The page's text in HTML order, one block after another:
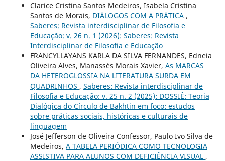
Clarice Cristina Santos Medeiros, Isabela Cristina
Santos de Morais, DIÁLOGOS COM A PRÁTICA ,
Saberes: Revista interdisciplinar de Filosofia e
Educação: v. 26 n. 1 (2026): Saberes: Revista
Interdisciplinar de Filosofia e Educação
FRANCYLLAYANS KARLA DA SILVA FERNANDES, Edneia
Oliveira Alves, Manassés Morais Xavier, As MARCAS
DA HETEROGLOSSIA NA LITERATURA SURDA EM
QUADRINHOS , Saberes: Revista interdisciplinar de
Filosofia e Educação: v. 25 n. 2 (2025): DOSSIÊ: Teoria
Dialógica do Círculo de Bakhtin em foco: estudos
sobre práticas sociais, históricas e culturais de
linguagem
José Jefferson de Oliveira Confessor, Paulo Ivo Silva de
Medeiros, A TABELA PERIÓDICA COMO TECNOLOGIA
ASSISTIVA PARA ALUNOS COM DEFICIÊNCIA VISUAL ,